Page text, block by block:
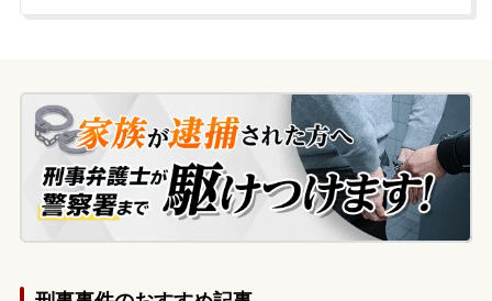
で、正式な裁判になるのではないかと不安
に思い、当事務所に相談されました。